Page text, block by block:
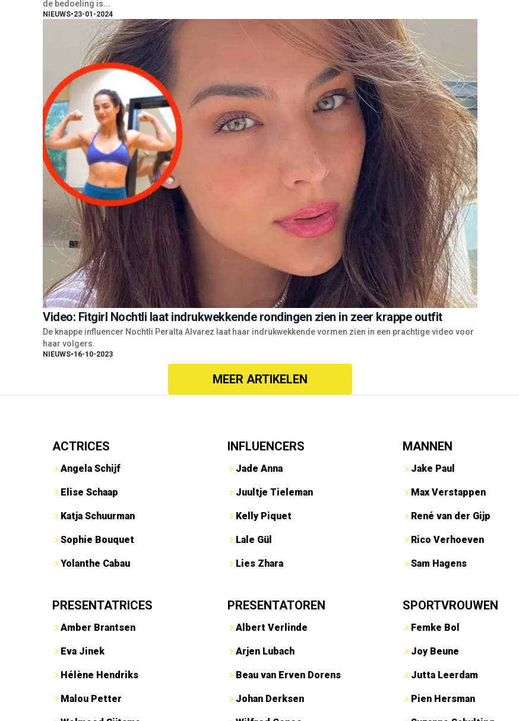
de bedoeling is...
NIEUWS•23-01-2024
Video: Fitgirl Nochtli laat indrukwekkende rondingen zien in zeer krappe outfit
De knappe influencer Nochtli Peralta Alvarez laat haar indrukwekkende vormen zien in een prachtige video voor
haar volgers.
NIEUWS•16-10-2023
MEER ARTIKELEN
ACTRICES
Angela Schijf
Elise Schaap
Katja Schuurman
Sophie Bouquet
Yolanthe Cabau
INFLUENCERS
Jade Anna
Juultje Tieleman
Kelly Piquet
Lale Gül
Lies Zhara
MANNEN
Jake Paul
Max Verstappen
René van der Gijp
Rico Verhoeven
Sam Hagens
PRESENTATRICES
Amber Brantsen
Eva Jinek
Hélène Hendriks
Malou Petter
PRESENTATOREN
Albert Verlinde
Arjen Lubach
Beau van Erven Dorens
Johan Derksen
SPORTVROUWEN
Femke Bol
Joy Beune
Jutta Leerdam
Pien Hersman